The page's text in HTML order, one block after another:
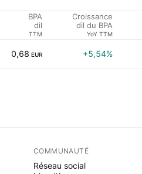
BPA
dil
TTM
Croissance
dil du BPA
YoY TTM
0,68 EUR +5,54%
COMMUNAUTÉ
Réseau social